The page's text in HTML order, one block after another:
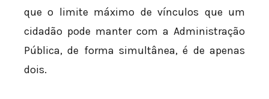
que o limite máximo de vínculos que um
cidadão pode manter com a Administração
Pública, de forma simultânea, é de apenas
dois.